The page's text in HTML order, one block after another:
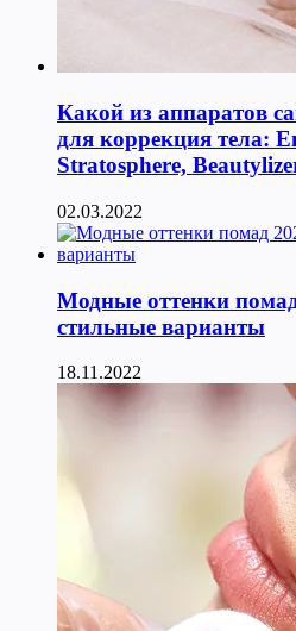
Какой из аппаратов
для коррекция тела:
Stratosphere,
02.03.2022
Модные оттенки
стильные варианты
18.11.2022